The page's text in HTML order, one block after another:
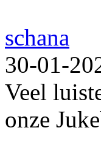
schana
30-01-
Veel
onze